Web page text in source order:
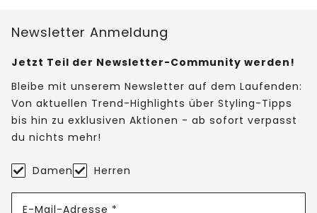
Newsletter Anmeldung
Jetzt Teil der Newsletter-Community werden!
Bleibe mit unserem Newsletter auf dem Laufenden:
Von aktuellen Trend-Highlights über Styling-Tipps
bis hin zu exklusiven Aktionen - ab sofort verpasst
du nichts mehr!
Damen Herren
E-Mail-Adresse *